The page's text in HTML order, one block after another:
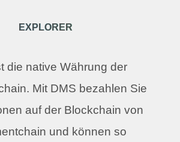
EXPLORER
die native Währung der
Mit DMS bezahlen Sie
auf der Blockchain von
und können so